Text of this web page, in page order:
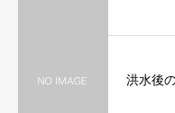
洪水後